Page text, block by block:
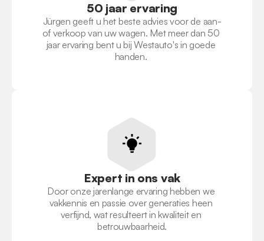
50 jaar ervaring
Jürgen geeft u het beste advies voor de aan-
of verkoop van uw wagen. Met meer dan 50
jaar ervaring bent u bij Westauto's in goede
handen.
Expert in ons vak
Door onze jarenlange ervaring hebben we
vakkennis en passie over generaties heen
verfijnd, wat resulteert in kwaliteit en
betrouwbaarheid.